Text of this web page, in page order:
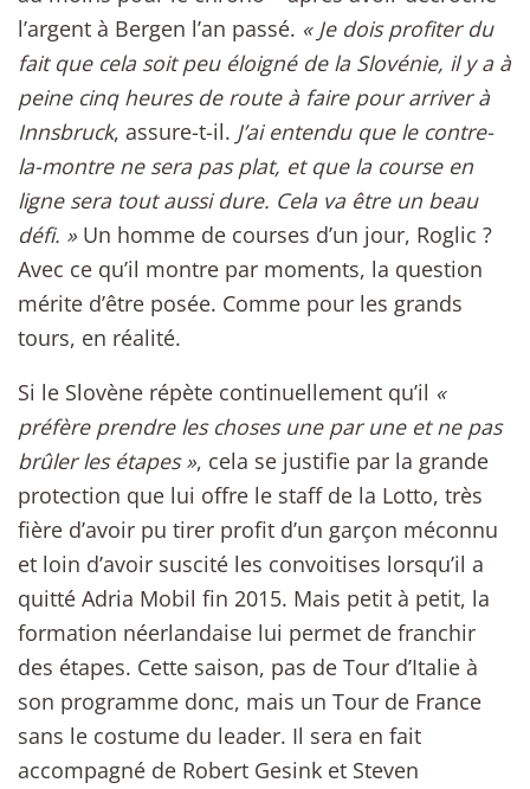
l’argent à Bergen l’an passé. « Je dois profiter du
fait que cela soit peu éloigné de la Slovénie, il y a à
peine cinq heures de route à faire pour arriver à
Innsbruck, assure-t-il. J’ai entendu que le contre-
la-montre ne sera pas plat, et que la course en
ligne sera tout aussi dure. Cela va être un beau
défi. » Un homme de courses d’un jour, Roglic ?
Avec ce qu’il montre par moments, la question
mérite d’être posée. Comme pour les grands
tours, en réalité.
Si le Slovène répète continuellement qu’il «
préfère prendre les choses une par une et ne pas
brûler les étapes », cela se justifie par la grande
protection que lui offre le staff de la Lotto, très
fière d’avoir pu tirer profit d’un garçon méconnu
et loin d’avoir suscité les convoitises lorsqu’il a
quitté Adria Mobil fin 2015. Mais petit à petit, la
formation néerlandaise lui permet de franchir
des étapes. Cette saison, pas de Tour d’Italie à
son programme donc, mais un Tour de France
sans le costume du leader. Il sera en fait
accompagné de Robert Gesink et Steven